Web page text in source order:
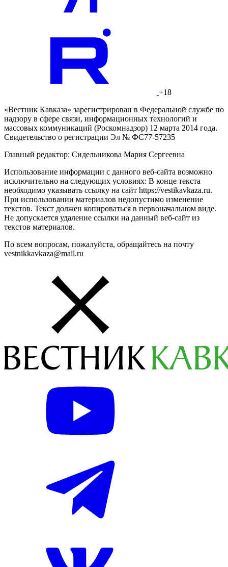
+18
«Вестник Кавказа» зарегистрирован в Федеральной службе по
надзору в сфере связи, информационных технологий и
массовых коммуникаций (Роскомнадзор) 12 марта 2014 года.
Свидетельство о регистрации Эл № ФС77-57235
Главный редактор: Сидельникова Мария Сергеевна
Использование информации с данного веб-сайта возможно
исключительно на следующих условиях: В конце текста
необходимо указывать ссылку на сайт https://vestikavkaza.ru.
При использовании материалов недопустимо изменение
текстов. Текст должен копироваться в первоначальном виде.
Не допускается удаление ссылки на данный веб-сайт из
текстов материалов.
По всем вопросам, пожалуйста, обращайтесь на почту
vestnikkavkaza@mail.ru